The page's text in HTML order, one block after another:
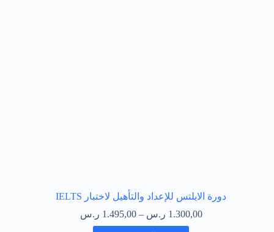
دورة الايلتس للإعداد والتأهيل لاختبار IELTS
1.300,00 ر.س –
1.495,00 ر.س